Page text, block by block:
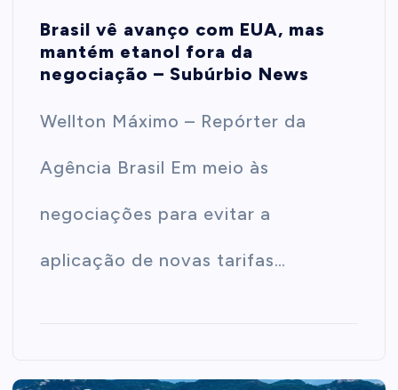
Brasil vê avanço com EUA, mas
mantém etanol fora da
negociação – Subúrbio News
Wellton Máximo – Repórter da
Agência Brasil Em meio às
negociações para evitar a
aplicação de novas tarifas…